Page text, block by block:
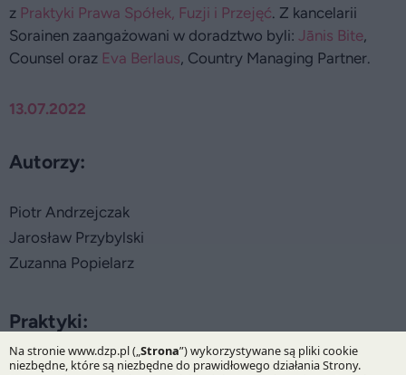
13.07.2022
Autorzy:
Piotr Andrzejczak
Jarosław Przybylski
Zuzanna Popielarz
Praktyki:
Prawo Spółek, Fuzje i Przejęcia
z Praktyki Prawa Spółek, Fuzji i Przejęć. Z kancelarii
Sorainen zaangażowani w doradztwo byli: Jānis Bite,
Counsel oraz Eva Berlaus, Country Managing Partner.